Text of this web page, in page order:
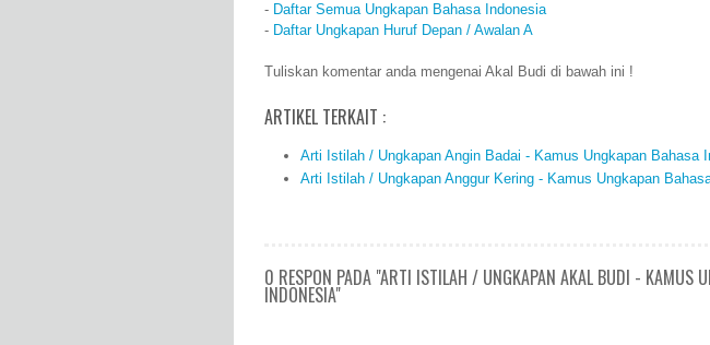
- Daftar Semua Ungkapan Bahasa Indonesia
- Daftar Ungkapan Huruf Depan / Awalan A
Tuliskan komentar anda mengenai Akal Budi di bawah ini !
ARTIKEL TERKAIT :
Arti Istilah / Ungkapan Angin Badai - Kamus Ungkapan Bahasa
Arti Istilah / Ungkapan Anggur Kering - Kamus Ungkapan
0 RESPON PADA "ARTI ISTILAH / UNGKAPAN AKAL BUDI - KAMUS
INDONESIA"